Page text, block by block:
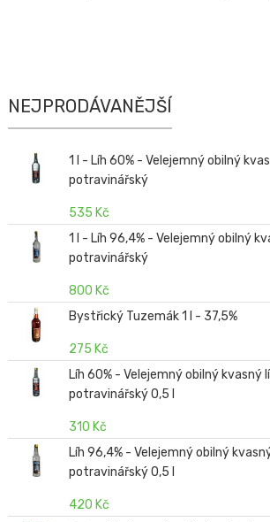
NEJPRODÁVANĚJŠÍ
1 l - Líh 60% - Velejemný obilný
potravinářský
535 Kč
1 l - Líh 96,4% - Velejemný obilný
potravinářský
800 Kč
Bystřický Tuzemák 1 l - 37,5%
275 Kč
Líh 60% - Velejemný obilný kvasný
potravinářský 0,5 l
310 Kč
Líh 96,4% - Velejemný obilný
potravinářský 0,5 l
420 Kč